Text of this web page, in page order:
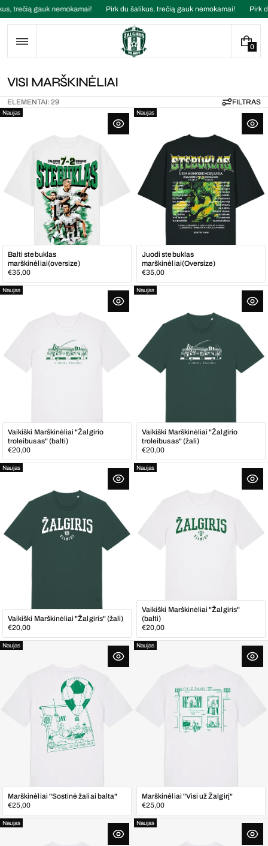
Praleisti
turinį
Pirk du šalikus, trečią gauk nemokamai!
trečią gauk nemokamai!
0
0
M
E
T
K
O
L
E
VISI MARŠKINĖLIAI
ELEMENTAI: 29 FILTRAS
Naujas
Balti stebuklas
marškinėliai(oversize)
Įprasta
kaina
€35,00
Naujas
Juodi stebuklas
marškinėliai(Oversize)
Įprasta
kaina
€35,00
Naujas
Vaikiški Marškinėliai "Žalgirio
troleibusas" (balti)
Įprasta
kaina
€20,00
Naujas
Vaikiški Marškinėliai "Žalgirio
troleibusas" (žali)
Įprasta
kaina
€20,00
Naujas
Vaikiški Marškinėliai "Žalgiris" (žali)
Įprasta
kaina
€20,00
Naujas
Vaikiški Marškinėliai "Žalgiris"
(balti)
Įprasta
kaina
€20,00
Naujas
Marškinėliai "Sostinė žaliai balta"
Įprasta
kaina
€25,00
Naujas
Marškinėliai "Visi už Žalgirį"
Įprasta
kaina
€25,00
Naujas Naujas